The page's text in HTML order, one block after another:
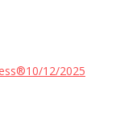
10/12/2025